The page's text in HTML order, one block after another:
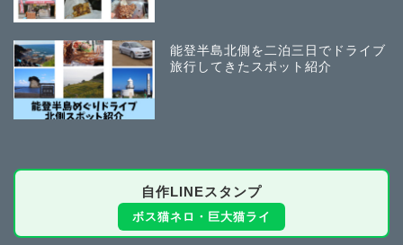
能登半島北側を二泊三日でドライブ
旅行してきたスポット紹介
自作LINEスタンプ
ボス猫ネロ・巨大猫ライ